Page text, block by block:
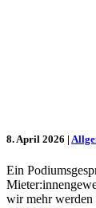
8. April 2026 |
Ein
wir mehr